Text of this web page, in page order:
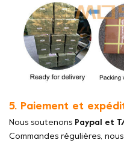
5. Paiement et
Nous soutenons Paypal et
Commandes régulières,